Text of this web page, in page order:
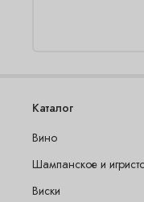
Каталог
Вино
Шампанское и
Виски